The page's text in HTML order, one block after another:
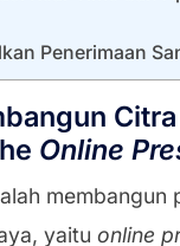
Penerimaan
Online
membangun
yaitu online